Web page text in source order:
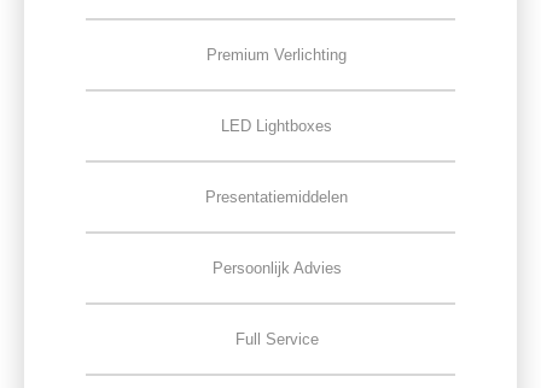
Premium Verlichting
LED Lightboxes
Presentatiemiddelen
Persoonlijk Advies
Full Service